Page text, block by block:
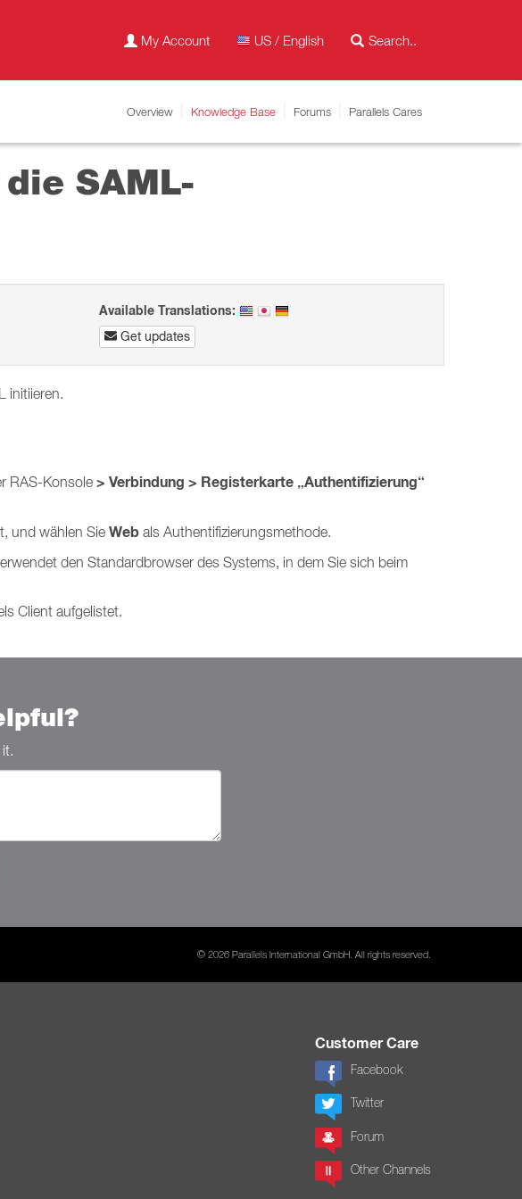
My Account US / English
Overview Knowledge Base Forums Parallels Cares
SAML-
Available Translations:
Get updates
initiieren.
RAS-Konsole > Verbindung > Registerkarte „Authentifizierung“
und wählen Sie Web als Authentifizierungsmethode.
den Standardbrowser des Systems, in dem Sie sich beim
Client aufgelistet.
© 2026 Parallels International GmbH. All rights reserved.
Customer Care
Facebook
Twitter
Forum
Other Channels